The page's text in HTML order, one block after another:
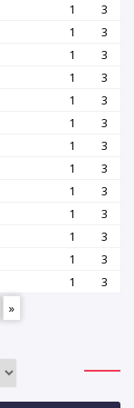
1
3
1
3
1
3
1
3
1
3
1
3
1
3
1
3
1
3
1
3
1
3
1
3
1
3
»